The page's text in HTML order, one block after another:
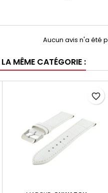
Aucun avis n'a été
MÊME CATÉGORIE :
favorite_border